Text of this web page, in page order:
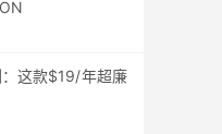
这款$19/年超廉